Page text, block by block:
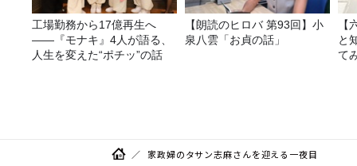
工場勤務から17億再生へ
——『モナキ』4人が語る、
人生を変えた“ポチッ”の話
【朗読のヒロバ 第93回】小
泉八雲「お貞の話」
と
て
家政婦のタサン志麻さんを迎える一夜目